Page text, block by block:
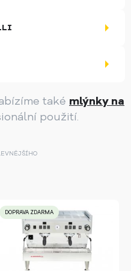
také mlýnky na
použití.
DOPRAVA ZDARMA